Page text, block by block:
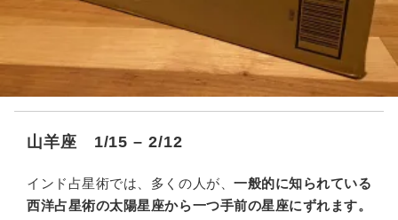
山羊座 1/15 – 2/12
インド占星術では、多くの人が、一般的に知られている
西洋占星術の太陽星座から一つ手前の星座にずれます。